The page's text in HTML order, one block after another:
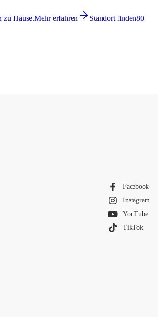
zu Hause.Mehr erfahren Standort finden80
Facebook
Instagram
YouTube
TikTok